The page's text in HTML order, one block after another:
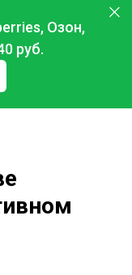
Озон,
руб.